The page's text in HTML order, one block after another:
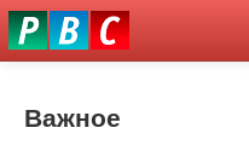
Перейти
к
О нас
Важное